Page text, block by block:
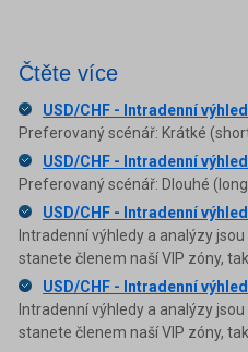
Čtěte více
USD/CHF - Intradenní
Preferovaný scénář: Krátké
USD/CHF - Intradenní
Preferovaný scénář: Dlouhé
USD/CHF - Intradenní
Intradenní výhledy a analýzy
stanete členem naší VIP zóny,
USD/CHF - Intradenní
Intradenní výhledy a analýzy
stanete členem naší VIP zóny,